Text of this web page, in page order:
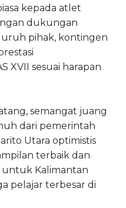
kepada atlet
dukungan
pihak, kontingen
XVII sesuai harapan
semangat juang
dari pemerintah
Utara optimistis
terbaik dan
untuk Kalimantan
pelajar terbesar di